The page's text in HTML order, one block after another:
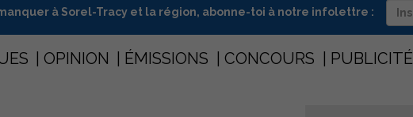
à Sorel-Tracy et la région, abonne-toi à notre infolettre :
OPINION ÉMISSIONS CONCOURS PUBLICITÉ